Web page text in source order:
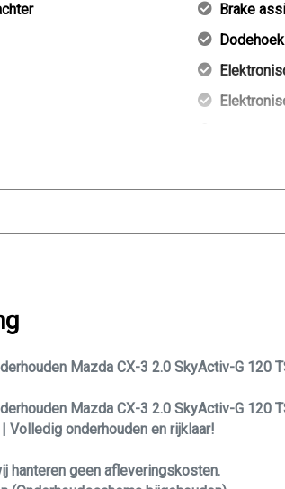
06-46710581
+ facturen aanwezig!
Brake
Keyless
Mazda CX-3 2.0 SkyActiv-G 120
Mazda CX-3 2.0 SkyActiv-G
Volledig onderhouden en rijklaar!
hanteren geen afleveringskosten.